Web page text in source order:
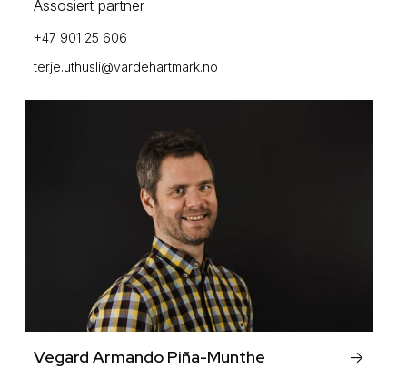
Assosiert partner
+47 901 25 606
terje.uthusli@vardehartmark.no
Vegard Armando Piña-Munthe ->